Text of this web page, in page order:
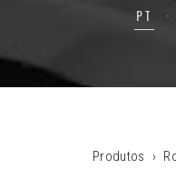
PT
Produtos